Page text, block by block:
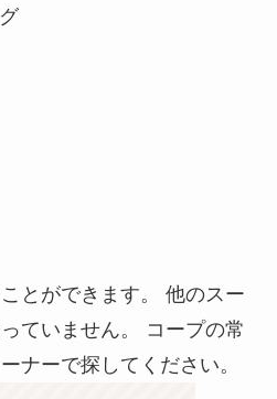
とができます。 他のスー
ていません。 コープの常
ナーで探してください。